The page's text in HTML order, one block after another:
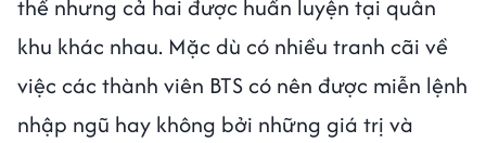
thế nhưng cả hai được huấn luyện tại quân
khu khác nhau. Mặc dù có nhiều tranh cãi về
việc các thành viên BTS có nên được miễn lệnh
nhập ngũ hay không bởi những giá trị và